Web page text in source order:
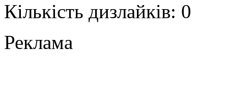
Кількість дизлайків: 0
Реклама